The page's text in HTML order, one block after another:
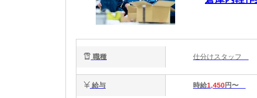
職種 仕分けスタッフ
給与 時給1,450円〜